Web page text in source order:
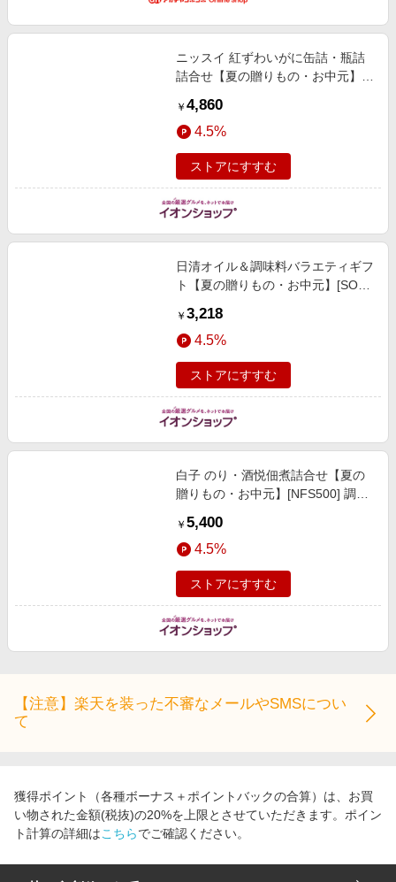
ニッスイ 紅ずわいがに缶詰・瓶詰
詰合せ【夏の贈りもの・お中元】
￥ 4,860
4.5%
ストアにすすむ
日清オイル＆調味料バラエティギフ
ト【夏の贈りもの・お中元】[SON-
￥ 3,218
4.5%
ストアにすすむ
白子 のり・酒悦佃煮詰合せ【夏の
贈りもの・お中元】[NFS500] 調味
￥ 5,400
4.5%
ストアにすすむ
【注意】楽天を装った不審なメールやSMSについ
て
獲得ポイント（各種ボーナス＋ポイントバックの合算）は、お買
い物された金額(税抜)の20%を上限とさせていただきます。ポイン
ト計算の詳細はこちらでご確認ください。